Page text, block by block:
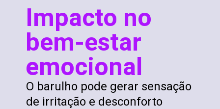
Impacto no
bem-estar
emocional
O barulho pode gerar sensação
de irritação e desconforto